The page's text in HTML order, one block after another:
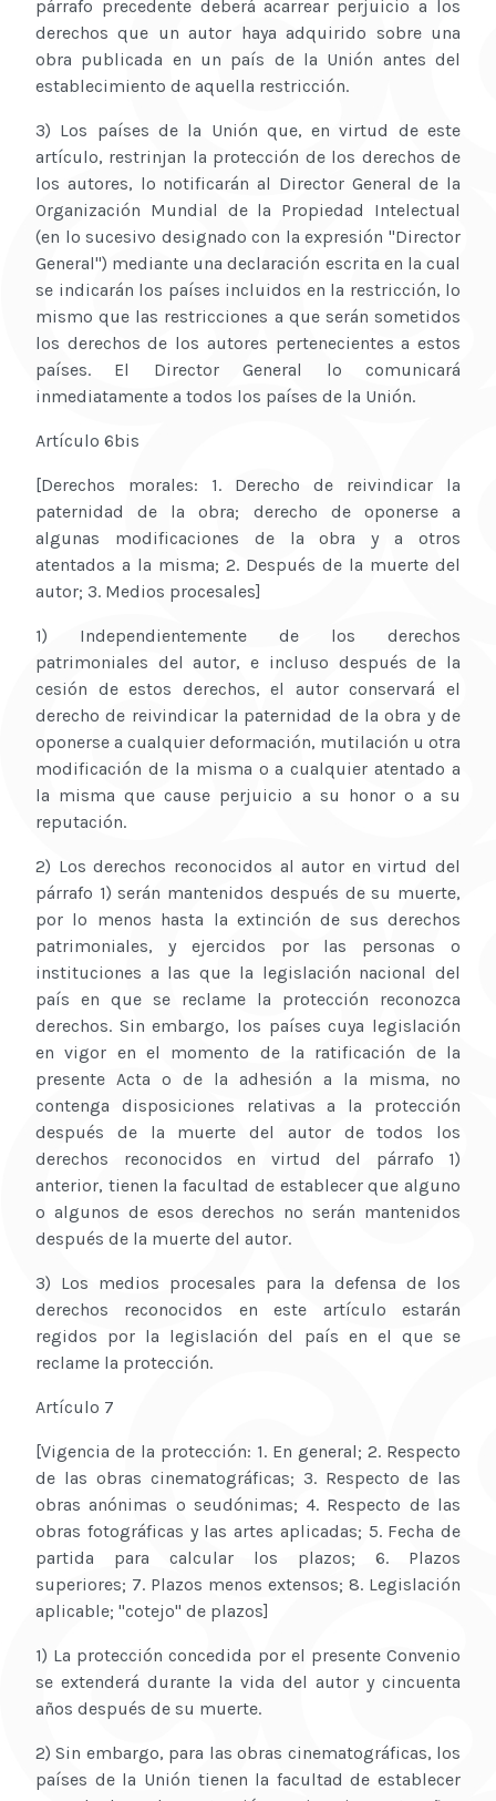
párrafo precedente deberá acarrear perjuicio a los
derechos que un autor haya adquirido sobre una
obra publicada en un país de la Unión antes del
establecimiento de aquella restricción.
3) Los países de la Unión que, en virtud de este
artículo, restrinjan la protección de los derechos de
los autores, lo notificarán al Director General de la
Organización Mundial de la Propiedad Intelectual
(en lo sucesivo designado con la expresión "Director
General") mediante una declaración escrita en la cual
se indicarán los países incluidos en la restricción, lo
mismo que las restricciones a que serán sometidos
los derechos de los autores pertenecientes a estos
países. El Director General lo comunicará
inmediatamente a todos los países de la Unión.
Artículo 6bis
[Derechos morales: 1. Derecho de reivindicar la
paternidad de la obra; derecho de oponerse a
algunas modificaciones de la obra y a otros
atentados a la misma; 2. Después de la muerte del
autor; 3. Medios procesales]
1) Independientemente de los derechos
patrimoniales del autor, e incluso después de la
cesión de estos derechos, el autor conservará el
derecho de reivindicar la paternidad de la obra y de
oponerse a cualquier deformación, mutilación u otra
modificación de la misma o a cualquier atentado a
la misma que cause perjuicio a su honor o a su
reputación.
2) Los derechos reconocidos al autor en virtud del
párrafo 1) serán mantenidos después de su muerte,
por lo menos hasta la extinción de sus derechos
patrimoniales, y ejercidos por las personas o
instituciones a las que la legislación nacional del
país en que se reclame la protección reconozca
derechos. Sin embargo, los países cuya legislación
en vigor en el momento de la ratificación de la
presente Acta o de la adhesión a la misma, no
contenga disposiciones relativas a la protección
después de la muerte del autor de todos los
derechos reconocidos en virtud del párrafo 1)
anterior, tienen la facultad de establecer que alguno
o algunos de esos derechos no serán mantenidos
después de la muerte del autor.
3) Los medios procesales para la defensa de los
derechos reconocidos en este artículo estarán
regidos por la legislación del país en el que se
reclame la protección.
Artículo 7
[Vigencia de la protección: 1. En general; 2. Respecto
de las obras cinematográficas; 3. Respecto de las
obras anónimas o seudónimas; 4. Respecto de las
obras fotográficas y las artes aplicadas; 5. Fecha de
partida para calcular los plazos; 6. Plazos
superiores; 7. Plazos menos extensos; 8. Legislación
aplicable; "cotejo" de plazos]
1) La protección concedida por el presente Convenio
se extenderá durante la vida del autor y cincuenta
años después de su muerte.
2) Sin embargo, para las obras cinematográficas, los
países de la Unión tienen la facultad de establecer